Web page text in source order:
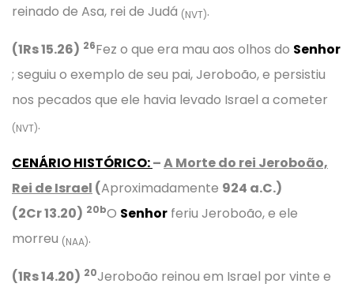
reinado de Asa, rei de Judá (NVT).
(1Rs 15.26) 26Fez o que era mau aos olhos do Senhor
; seguiu o exemplo de seu pai, Jeroboão, e persistiu
nos pecados que ele havia levado Israel a cometer
(NVT).
CENÁRIO HISTÓRICO:–A Morte do rei Jeroboão,
Rei de Israel (Aproximadamente 924 a.C.)
(2Cr 13.20) 20bO Senhor feriu Jeroboão, e ele
morreu (NAA).
(1Rs 14.20) 20Jeroboão reinou em Israel por vinte e